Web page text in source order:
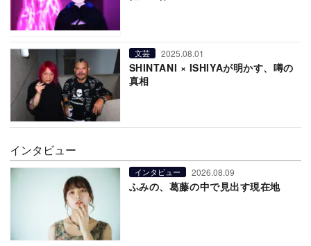
文芸 2025.08.01
SHINTANI × ISHIYAが明かす、噂の
真相
インタビュー
インタビュー 2026.08.09
ふみの、葛藤の中で見出す現在地